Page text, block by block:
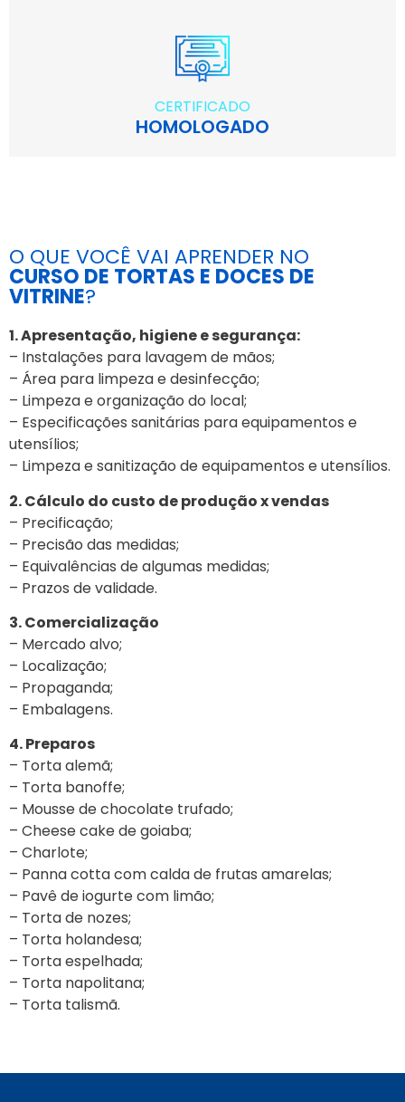
CERTIFICADO
HOMOLOGADO
O QUE VOCÊ VAI APRENDER NO
CURSO DE TORTAS E DOCES DE
VITRINE?
1. Apresentação, higiene e segurança:
– Instalações para lavagem de mãos;
– Área para limpeza e desinfecção;
– Limpeza e organização do local;
– Especificações sanitárias para equipamentos e
utensílios;
– Limpeza e sanitização de equipamentos e utensílios.
2. Cálculo do custo de produção x vendas
– Precificação;
– Precisão das medidas;
– Equivalências de algumas medidas;
– Prazos de validade.
3. Comercialização
– Mercado alvo;
– Localização;
– Propaganda;
– Embalagens.
4. Preparos
– Torta alemã;
– Torta banoffe;
– Mousse de chocolate trufado;
– Cheese cake de goiaba;
– Charlote;
– Panna cotta com calda de frutas amarelas;
– Pavê de iogurte com limão;
– Torta de nozes;
– Torta holandesa;
– Torta espelhada;
– Torta napolitana;
– Torta talismã.